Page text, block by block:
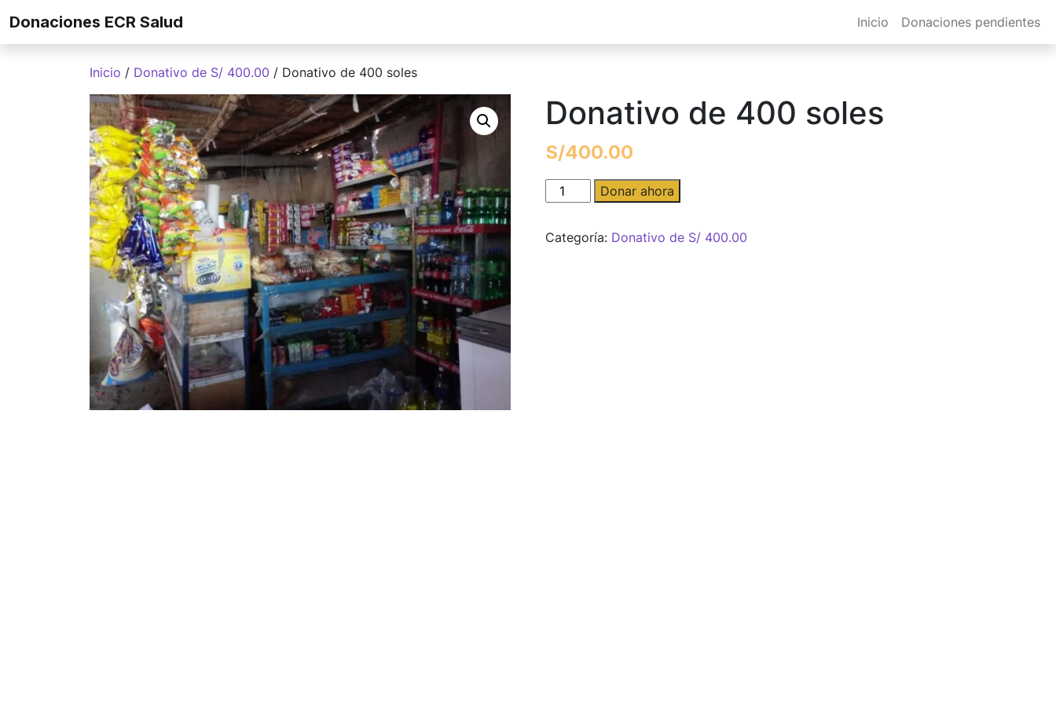
Donaciones ECR Salud Inicio Donaciones pendientes
Inicio / Donativo de S/ 400.00 / Donativo de 400 soles
Donativo de 400 soles
S/400.00
Donativo
de
soles
Donar ahora
Categoría: Donativo de S/ 400.00